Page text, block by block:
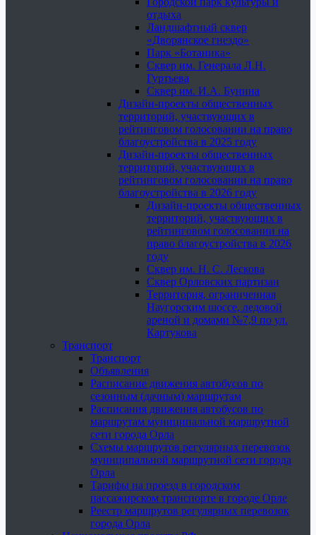
отдыха
Ландшафтный сквер
«Дворянское гнездо»
Парк «Ботаника»
Сквер им. Генерала Л.Н.
Гуртьева
Сквер им. И.А. Бунина
Дизайн-проекты общественных
территорий, участвующих в
рейтинговом голосовании на право
благоустройства в 2025 году
Дизайн-проекты общественных
территорий, участвующих в
рейтинговом голосовании на право
благоустройства в 2026 году
Дизайн-проекты общественных
территорий, участвующих в
рейтинговом голосовании на
право благоустройства в 2026
году
Сквер им. Н. С. Лескова
Сквер Орловских партизан
Территория, ограниченная
Наугорским шоссе, ледовой
ареной и домами №7,9 по ул.
Картукова
Транспорт
Транспорт
Объявления
Расписание движения автобусов по
сезонным (дачным) маршрутам
Расписания движения автобусов по
маршрутам муниципальной маршрутной
сети города Орла
Схемы маршрутов регулярных перевозок
муниципальной маршрутной сети города
Орла
Тарифы на проезд в городском
пассажирском транспорте в городе Орле
Реестр маршрутов регулярных перевозок
города Орла